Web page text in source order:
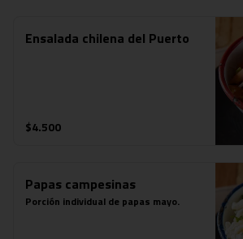
Ensalada chilena del Puerto
$4.500
Papas campesinas
Porción individual de papas mayo.